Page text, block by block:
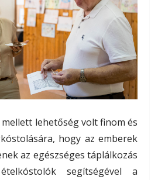
lehetőség volt finom és
hogy az emberek
az egészséges táplálkozás
segítségével a